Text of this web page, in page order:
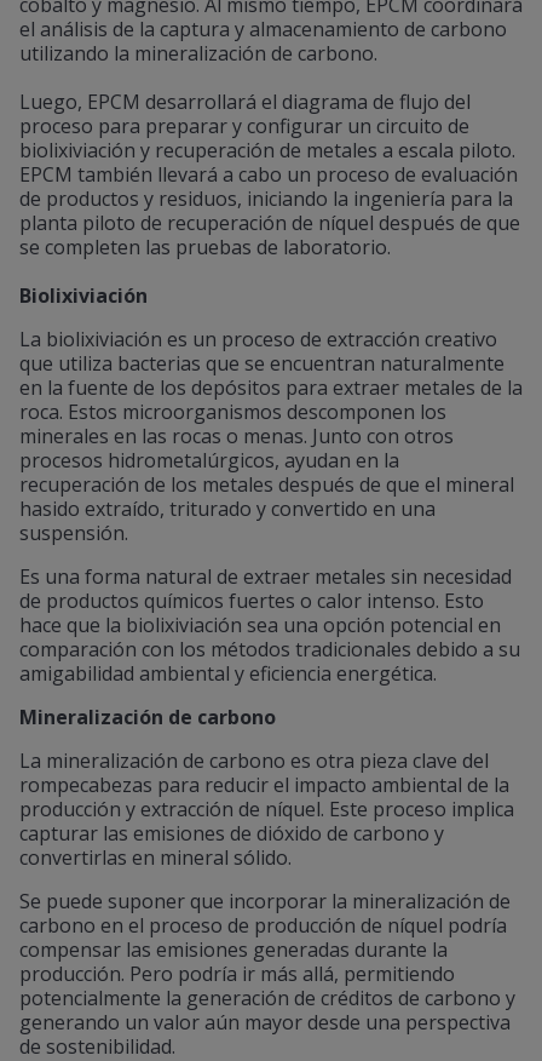
el análisis de la captura y almacenamiento de carbono
utilizando la mineralización de carbono.
Luego, EPCM desarrollará el diagrama de flujo del
proceso para preparar y configurar un circuito de
biolixiviación y recuperación de metales a escala piloto.
EPCM también llevará a cabo un proceso de evaluación
de productos y residuos, iniciando la ingeniería para la
planta piloto de recuperación de níquel después de que
se completen las pruebas de laboratorio.
Biolixiviación
La biolixiviación es un proceso de extracción creativo
que utiliza bacterias que se encuentran naturalmente
en la fuente de los depósitos para extraer metales de la
roca. Estos microorganismos descomponen los
minerales en las rocas o menas. Junto con otros
procesos hidrometalúrgicos, ayudan en la
recuperación de los metales después de que el mineral
hasido extraído, triturado y convertido en una
suspensión.
Es una forma natural de extraer metales sin necesidad
de productos químicos fuertes o calor intenso. Esto
hace que la biolixiviación sea una opción potencial en
comparación con los métodos tradicionales debido a su
amigabilidad ambiental y eficiencia energética.
Mineralización de carbono
La mineralización de carbono es otra pieza clave del
rompecabezas para reducir el impacto ambiental de la
producción y extracción de níquel. Este proceso implica
capturar las emisiones de dióxido de carbono y
convertirlas en mineral sólido.
Se puede suponer que incorporar la mineralización de
carbono en el proceso de producción de níquel podría
compensar las emisiones generadas durante la
producción. Pero podría ir más allá, permitiendo
potencialmente la generación de créditos de carbono y
generando un valor aún mayor desde una perspectiva
de sostenibilidad.